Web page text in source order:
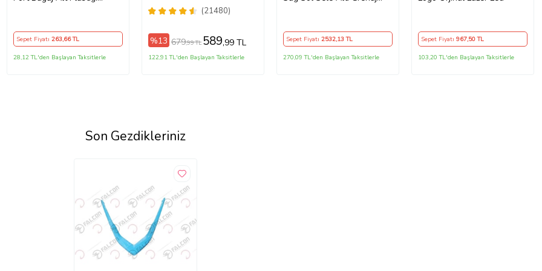
Sepet Fiyatı 263,66 TL
28,12 TL'den Başlayan Taksitlerle
(21480)
%13 679,99 TL 589,99 TL
122,91 TL'den Başlayan Taksitlerle
Sepet Fiyatı2532,13 TL
270,09 TL'den Başlayan Taksitlerle
Sepet Fiyatı967,50 TL
103,20 TL'den Başlayan Taksitlerle
Son Gezdikleriniz